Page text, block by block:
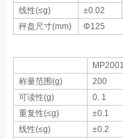
线性(≤g)
±0.02
秤盘尺寸(mm)
Φ125
MP2001
称量范围(g)
200
可读性(g)
0. 1
重复性(≤g)
±0.1
线性(≤g)
±0.2